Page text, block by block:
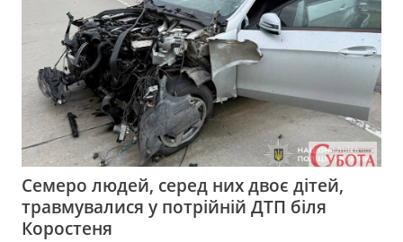
Семеро людей, серед них двоє дітей,
травмувалися у потрійній ДТП біля
Коростеня